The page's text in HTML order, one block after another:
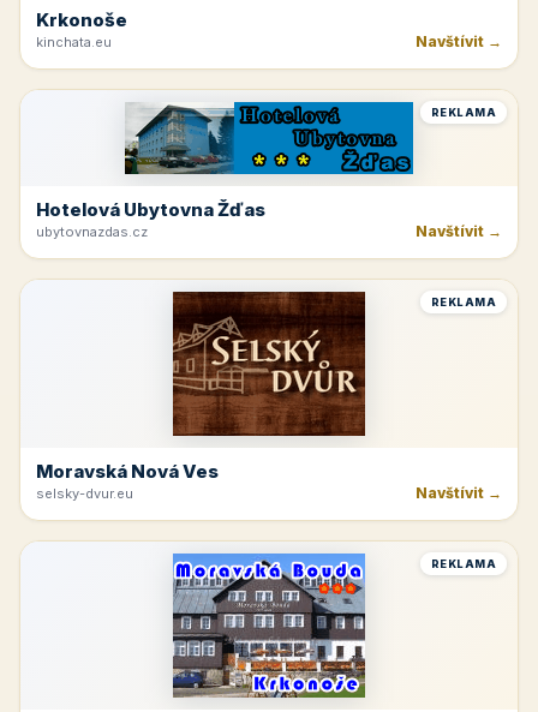
Krkonoše
kinchata.eu Navštívit →
REKLAMA
Hotelová Ubytovna Žďas
ubytovnazdas.cz Navštívit →
REKLAMA
Moravská Nová Ves
selsky-dvur.eu Navštívit →
REKLAMA